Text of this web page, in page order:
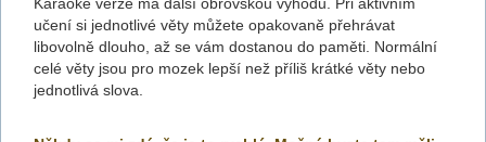
učení si jednotlivé věty můžete opakovaně přehrávat
libovolně dlouho, až se vám dostanou do paměti. Normální
celé věty jsou pro mozek lepší než příliš krátké věty nebo
jednotlivá slova.